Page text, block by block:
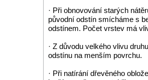
· Při obnovování starých
původní odstín smícháme s
odstínem. Počet vrstev má
· Z důvodu velkého vlivu
odstínu na menším povrchu.
· Při natírání dřevěného